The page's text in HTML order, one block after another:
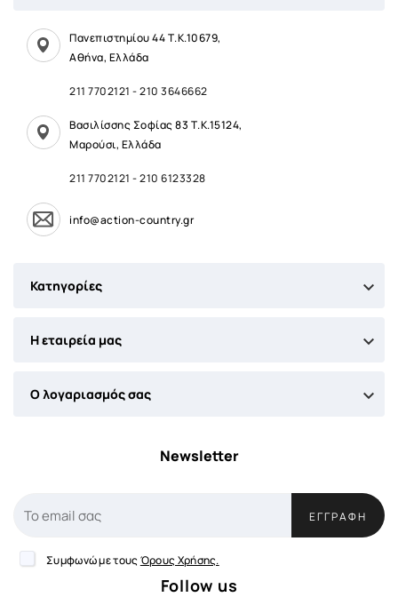
Πανεπιστημίου 44 Τ.Κ.10679,
Αθήνα, Ελλάδα
211 7702121 -210 3646662
Βασιλίσσης Σοφίας 83 Τ.Κ.15124,
Μαρούσι, Ελλάδα
211 7702121 -210 6123328
info@action-country.gr
Κατηγορίες 
Η εταιρεία μας 
Ο λογαριασμός σας 
Newsletter
ΕΓΓΡΑΦΉ
Συμφωνώ με τους Όρους Χρήσης.
Follow us